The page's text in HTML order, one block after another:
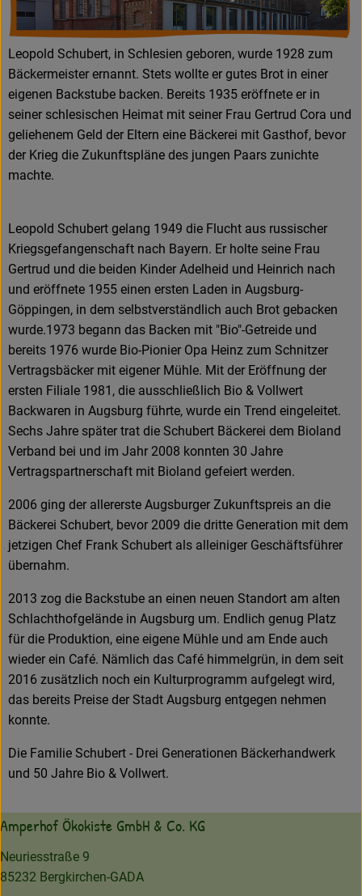
Leopold Schubert, in Schlesien geboren, wurde 1928 zum
Bäckermeister ernannt. Stets wollte er gutes Brot in einer
eigenen Backstube backen. Bereits 1935 eröffnete er in
seiner schlesischen Heimat mit seiner Frau Gertrud Cora und
geliehenem Geld der Eltern eine Bäckerei mit Gasthof, bevor
der Krieg die Zukunftspläne des jungen Paars zunichte
machte.
Leopold Schubert gelang 1949 die Flucht aus russischer
Kriegsgefangenschaft nach Bayern. Er holte seine Frau
Gertrud und die beiden Kinder Adelheid und Heinrich nach
und eröffnete 1955 einen ersten Laden in Augsburg-
Göppingen, in dem selbstverständlich auch Brot gebacken
wurde.1973 begann das Backen mit "Bio"-Getreide und
bereits 1976 wurde Bio-Pionier Opa Heinz zum Schnitzer
Vertragsbäcker mit eigener Mühle. Mit der Eröffnung der
ersten Filiale 1981, die ausschließlich Bio & Vollwert
Backwaren in Augsburg führte, wurde ein Trend eingeleitet.
Sechs Jahre später trat die Schubert Bäckerei dem Bioland
Verband bei und im Jahr 2008 konnten 30 Jahre
Vertragspartnerschaft mit Bioland gefeiert werden.
2006 ging der allererste Augsburger Zukunftspreis an die
Bäckerei Schubert, bevor 2009 die dritte Generation mit dem
jetzigen Chef Frank Schubert als alleiniger Geschäftsführer
übernahm.
2013 zog die Backstube an einen neuen Standort am alten
Schlachthofgelände in Augsburg um. Endlich genug Platz
für die Produktion, eine eigene Mühle und am Ende auch
wieder ein Café. Nämlich das Café himmelgrün, in dem seit
2016 zusätzlich noch ein Kulturprogramm aufgelegt wird,
das bereits Preise der Stadt Augsburg entgegen nehmen
konnte.
Die Familie Schubert - Drei Generationen Bäckerhandwerk
und 50 Jahre Bio & Vollwert.
Amperhof Ökokiste GmbH & Co. KG
Neuriesstraße 9
85232 Bergkirchen-GADA